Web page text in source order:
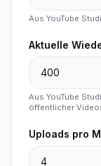
Aus YouTube
Aktuelle
Aus YouTube
öffentlicher
Uploads pro